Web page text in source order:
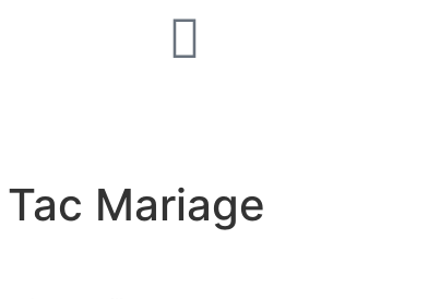
Mariage